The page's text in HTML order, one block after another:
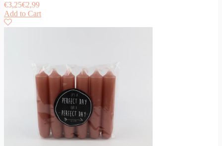
€3,25€2,99
Add to Cart